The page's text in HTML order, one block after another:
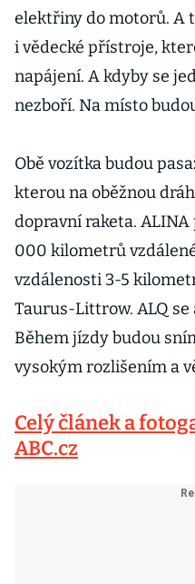
elektřiny do motorů. A
i vědecké přístroje,
napájení. A kdyby se
nezboří. Na místo
Obě vozítka budou
kterou na oběžnou
dopravní raketa.
000 kilometrů
vzdálenosti 3-5
Taurus-Littrow. ALQ
Během jízdy budou
vysokým rozlišením a
Celý článek a
ABC.cz